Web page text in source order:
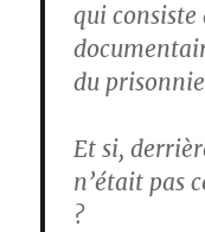
qui consiste
du
Et si,
n’était pas
?